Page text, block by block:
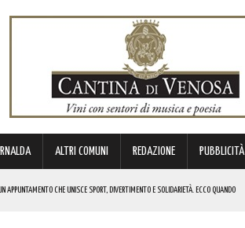
ALTRI COMUNI REDAZIONE PUBBLICITÀ
APPUNTAMENTO CHE UNISCE SPORT, DIVERTIMENTO E SOLIDARIETÀ. ECCO QUANDO